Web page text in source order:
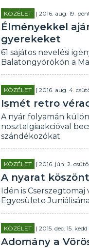
KÖZÉLET | 2016. aug. 19.
Élményekkel
gyerekeket
61 sajátos nevelési
Balatongyörökön a
KÖZÉLET | 2016. aug. 4.
Ismét retro
A nyár folyamán
nosztalgiaakcióval
szándékozókat.
KÖZÉLET | 2016. jún. 2.
A nyarat
Idén is
Egyesülete
KÖZÉLET | 2015. dec. 15.
Adomány a